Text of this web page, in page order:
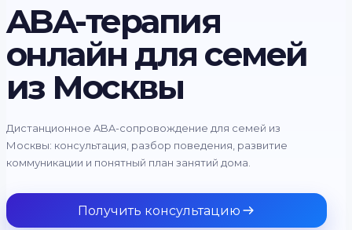
ABA-терапия
онлайн для семей
из Москвы
Дистанционное ABA-сопровождение для семей из
Москвы: консультация, разбор поведения, развитие
коммуникации и понятный план занятий дома.
Получить консультацию